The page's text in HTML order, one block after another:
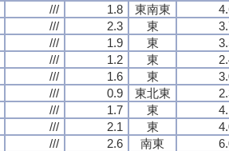
/// 1.8 東南東
/// 2.3 東
/// 1.9 東
/// 1.2 東
/// 1.6 東
/// 0.9 東北東
/// 1.7 東
/// 2.1 東
/// 2.6 南東